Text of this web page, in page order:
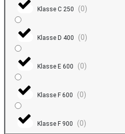
Klasse C 250 (0)
Klasse D 400 (0)
Klasse E 600 (0)
Klasse F 600 (0)
Klasse F 900 (0)